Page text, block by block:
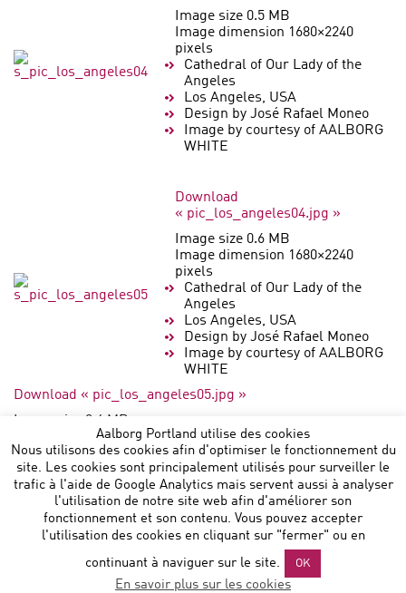
Image size 0.5 MB
Image dimension 1680×2240
pixels
Cathedral of Our Lady of the
Angeles
Los Angeles, USA
Design by José Rafael Moneo
Image by courtesy of AALBORG
WHITE
Download
« pic_los_angeles04.jpg »
Image size 0.6 MB
Image dimension 1680×2240
pixels
Cathedral of Our Lady of the
Angeles
Los Angeles, USA
Design by José Rafael Moneo
Image by courtesy of AALBORG
WHITE
Download « pic_los_angeles05.jpg »
Image size 0.4 MB
Image dimension 1680×2240 pixels
Aalborg Portland utilise des cookies
Nous utilisons des cookies afin d'optimiser le fonctionnement du
site. Les cookies sont principalement utilisés pour surveiller le
trafic à l'aide de Google Analytics mais servent aussi à analyser
l'utilisation de notre site web afin d'améliorer son
fonctionnement et son contenu. Vous pouvez accepter
l'utilisation des cookies en cliquant sur "fermer" ou en
continuant à naviguer sur le site. OK
En savoir plus sur les cookies
Aalborg Portland Belgium NV
:: Noorderlaan 147 B 9 :: B-
2030 Antwerp :: T: +32 472864729 ::
sales@aalborgportland.com